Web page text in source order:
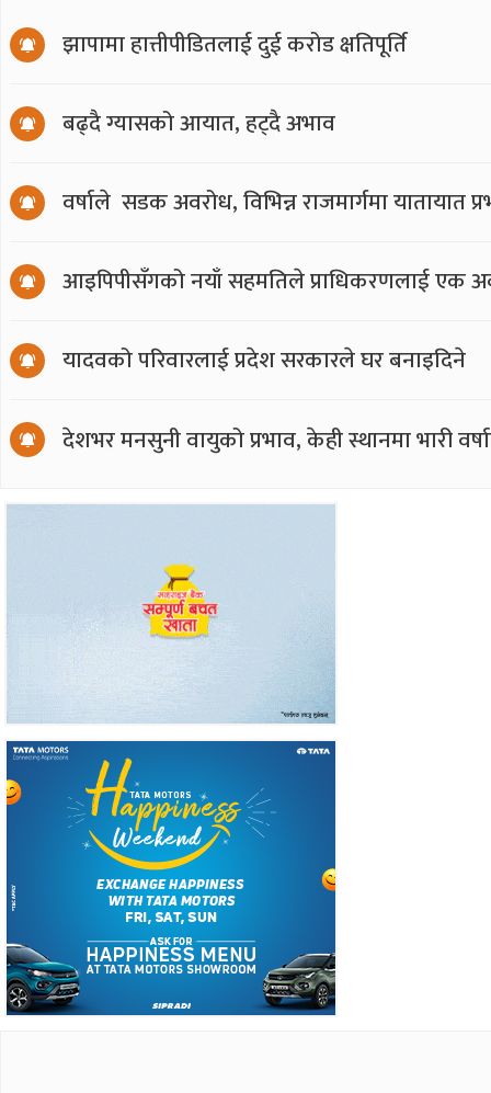
झापामा हात्तीपीडितलाई दुई करोड क्षतिपूर्ति
बढ्दै ग्यासको आयात, हट्दै अभाव
वर्षाले सडक अवरोध, विभिन्न राजमार्गमा यातायात
आइपिपीसँगको नयाँ सहमतिले प्राधिकरणलाई एक
यादवको परिवारलाई प्रदेश सरकारले घर बनाइदिने
देशभर मनसुनी वायुको प्रभाव, केही स्थानमा भारी